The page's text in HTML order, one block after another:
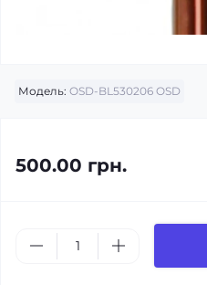
Модель: OSD-BL530206 OSD
500.00 грн.